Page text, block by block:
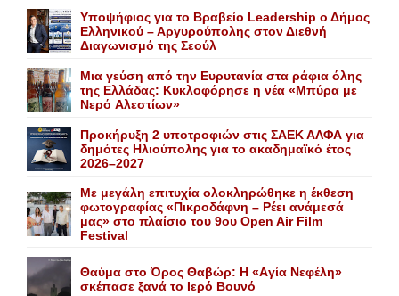
Yποψήφιος για το Bραβείο Leadership ο Δήμος
Ελληνικού – Αργυρούπολης στον Διεθνή
Διαγωνισμό της Σεούλ
Mια γεύση από την Eυρυτανία στα ράφια όλης
της Ελλάδας: Κυκλοφόρησε η νέα «Μπύρα με
Nερό Aλεστίων»
Προκήρυξη 2 υποτροφιών στις ΣΑΕΚ ΑΛΦΑ για
δημότες Ηλιούπολης για το ακαδημαϊκό έτος
2026–2027
Με μεγάλη επιτυχία ολοκληρώθηκε η έκθεση
φωτογραφίας «Πικροδάφνη – Ρέει ανάμεσά
μας» στο πλαίσιο του 9ου Open Air Film
Festival
Θαύμα στο Όρος Θαβώρ: H «Aγία Nεφέλη»
σκέπασε ξανά το Iερό Bουνό